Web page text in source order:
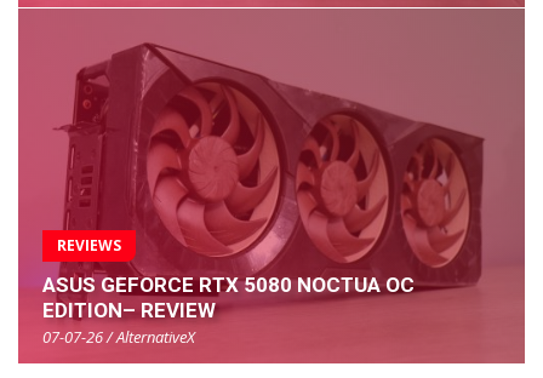
REVIEWS
ASUS GEFORCE RTX 5080 NOCTUA OC
EDITION– REVIEW
07-07-26 / AlternativeX